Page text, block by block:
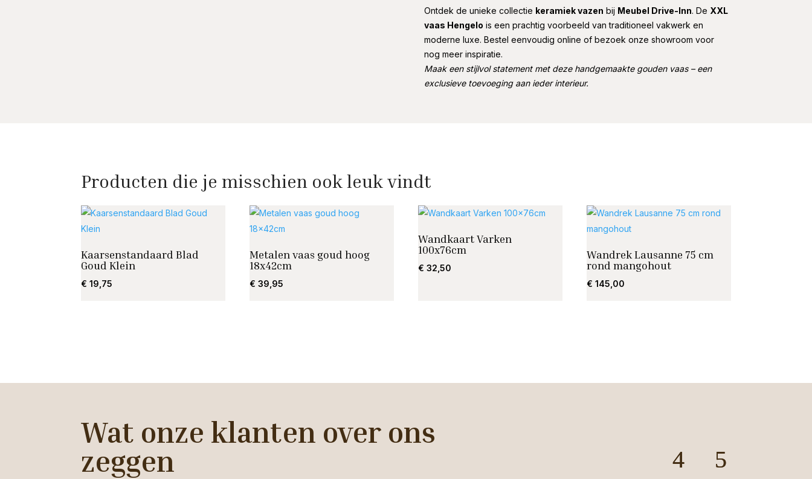
Ontdek de unieke collectie keramiek vazen bij Meubel Drive-Inn. De XXL
vaas Hengelo is een prachtig voorbeeld van traditioneel vakwerk en
moderne luxe. Bestel eenvoudig online of bezoek onze showroom voor
nog meer inspiratie.
Maak een stijlvol statement met deze handgemaakte gouden vaas – een
exclusieve toevoeging aan ieder interieur.
Producten die je misschien ook leuk vindt
Kaarsenstandaard Blad
Goud Klein
€ 19,75
Metalen vaas goud hoog
18x42cm
€ 39,95
Wandkaart Varken
100x76cm
€ 32,50
Wandrek Lausanne 75 cm
rond mangohout
€ 145,00
Wat onze klanten over ons
zeggen